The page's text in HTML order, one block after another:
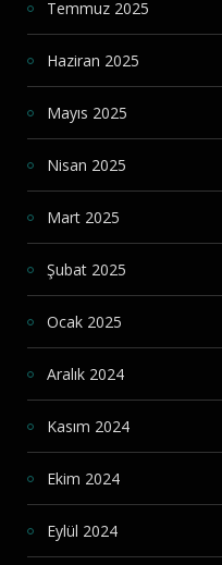
Temmuz 2025
Haziran 2025
Mayıs 2025
Nisan 2025
Mart 2025
Şubat 2025
Ocak 2025
Aralık 2024
Kasım 2024
Ekim 2024
Eylül 2024